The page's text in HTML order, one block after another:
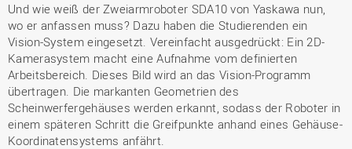
Und wie weiß der Zweiarmroboter SDA10 von Yaskawa nun,
wo er anfassen muss? Dazu haben die Studierenden ein
Vision-System eingesetzt. Vereinfacht ausgedrückt: Ein 2D-
Kamerasystem macht eine Aufnahme vom definierten
Arbeitsbereich. Dieses Bild wird an das Vision-Programm
übertragen. Die markanten Geometrien des
Scheinwerfergehäuses werden erkannt, sodass der Roboter in
einem späteren Schritt die Greifpunkte anhand eines Gehäuse-
Koordinatensystems anfährt.